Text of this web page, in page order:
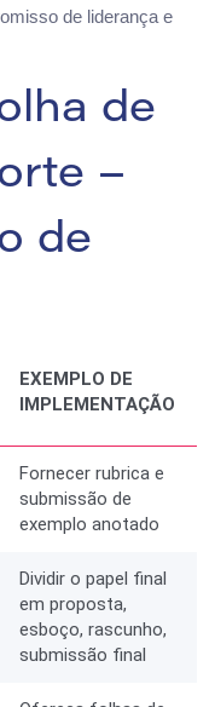
de liderança e
de
–
de
EXEMPLO DE
IMPLEMENTAÇÃO
Fornecer rubrica e
submissão de
exemplo anotado
Dividir o papel final
em proposta,
esboço, rascunho,
submissão final